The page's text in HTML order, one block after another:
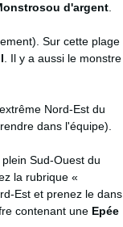
d'argent.
Sur cette plage
. Il y a aussi le monstre
Nord-Est du
dans l'équipe).
Sud-Ouest du
la rubrique «
Est et prenez le dans
contenant une Epée